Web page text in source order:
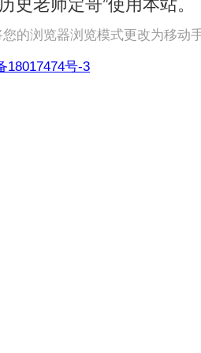
史老师定哥”使用本站。
的浏览器浏览模式更改为移动
18017474号-3